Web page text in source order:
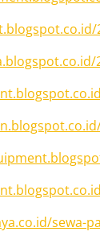
sewa-